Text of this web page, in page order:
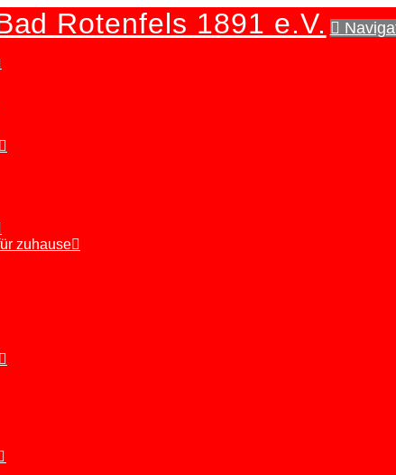
Rotenfels 1891 e.V.
zuhause